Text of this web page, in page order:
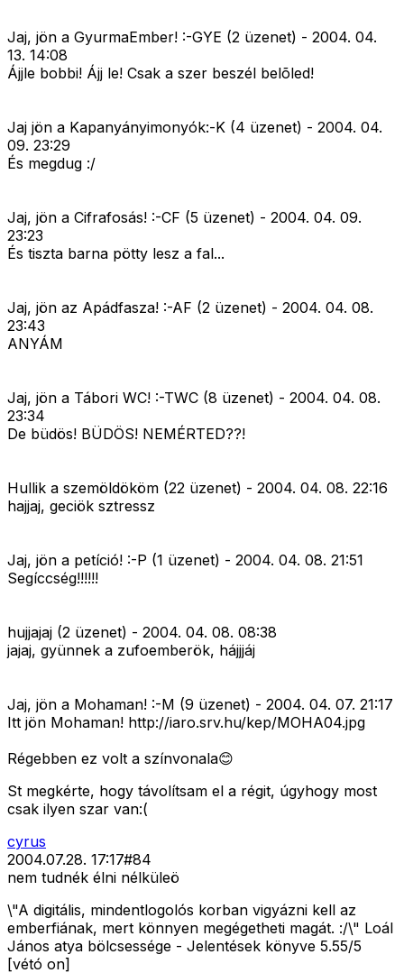
Jaj, jön a GyurmaEmber! :-GYE (2 üzenet) - 2004. 04.
13. 14:08
Ájjle bobbi! Ájj le! Csak a szer beszél belõled!
Jaj jön a Kapanyányimonyók:-K (4 üzenet) - 2004. 04.
09. 23:29
És megdug :/
Jaj, jön a Cifrafosás! :-CF (5 üzenet) - 2004. 04. 09.
23:23
És tiszta barna pötty lesz a fal...
Jaj, jön az Apádfasza! :-AF (2 üzenet) - 2004. 04. 08.
23:43
ANYÁM
Jaj, jön a Tábori WC! :-TWC (8 üzenet) - 2004. 04. 08.
23:34
De büdös! BÜDÖS! NEMÉRTED??!
Hullik a szemöldököm (22 üzenet) - 2004. 04. 08. 22:16
hajjaj, geciök sztressz
Jaj, jön a petíció! :-P (1 üzenet) - 2004. 04. 08. 21:51
Segíccség!!!!!!
hujjajaj (2 üzenet) - 2004. 04. 08. 08:38
jajaj, gyünnek a zufoemberök, hájjjáj
Jaj, jön a Mohaman! :-M (9 üzenet) - 2004. 04. 07. 21:17
Itt jön Mohaman! http://iaro.srv.hu/kep/MOHA04.jpg
Régebben ez volt a színvonala😊
St megkérte, hogy távolítsam el a régit, úgyhogy most
csak ilyen szar van:(
cyrus
2004.07.28. 17:17#84
nem tudnék élni nélküleö
\"A digitális, mindentlogolós korban vigyázni kell az
emberfiának, mert könnyen megégetheti magát. :/\" Loál
János atya bölcsessége - Jelentések könyve 5.55/5
[vétó on]